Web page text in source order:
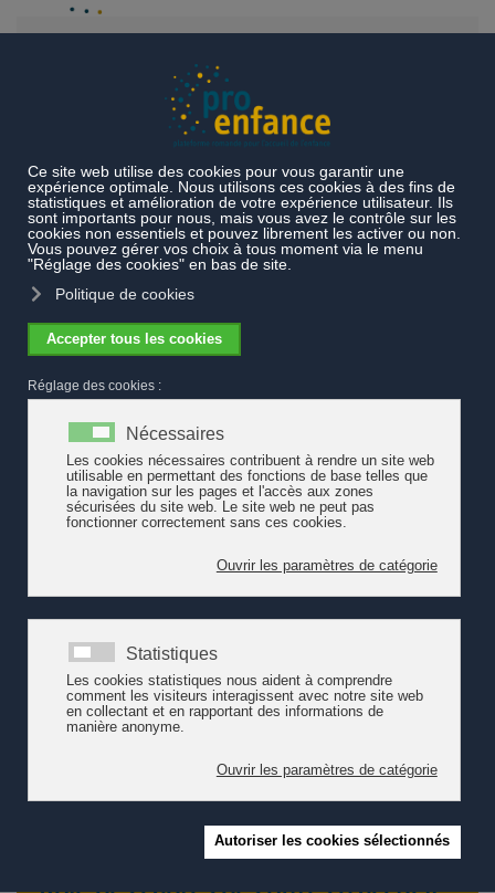
Exemples de pratiques
Directions et responsables
Concevoir un lieu parascolaire. L’importance de l’architecture
et des espaces
Concevoir un lieu parascolaire.
L’importance de l’architecture et des
espaces
ou d’une construction nouvelle, est un des aspects qui soutient le
travail des professionnel·les dans l’exercice de la mission
éducative, sociale et préventive qui leur est confiée. Si ces lieux
permettent aux parents de concilier vie familiale et
professionnelle, ils doivent aussi permettre aux enfants d’évoluer
dans des espaces inspirants.
Rédigé par les conseillères pédagogiques de PEP, le guide
"Concevoir un lieu parascolaire, l'importance de l'architecture et
des espace" (2022) participe à la réflexion qui vise à renforcer
l’architecture et les espaces ont un impact sur ce que les enfants
vont y vivre et sur les organisations mises en œuvre par le
personnel éducatif. Il s’adresse principalement aux communes,
aux architectes, aux réseaux et aux professionnel·les impliqué·es
dans le dispositif d’accueil.
A commander auprès de PEP, Partenaire enfance et pédagogie,
au prix de CHF 20.-